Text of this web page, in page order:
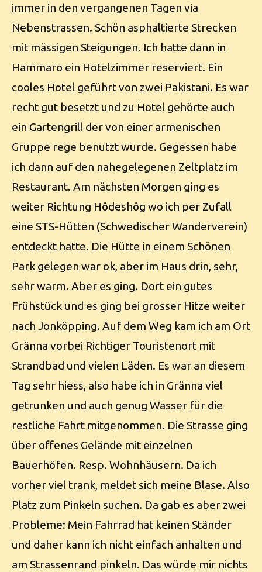
immer in den vergangenen Tagen via
Nebenstrassen. Schön asphaltierte Strecken
mit mässigen Steigungen. Ich hatte dann in
Hammaro ein Hotelzimmer reserviert. Ein
cooles Hotel geführt von zwei Pakistani. Es war
recht gut besetzt und zu Hotel gehörte auch
ein Gartengrill der von einer armenischen
Gruppe rege benutzt wurde. Gegessen habe
ich dann auf den nahegelegenen Zeltplatz im
Restaurant. Am nächsten Morgen ging es
weiter Richtung Hödeshög wo ich per Zufall
eine STS-Hütten (Schwedischer Wanderverein)
entdeckt hatte. Die Hütte in einem Schönen
Park gelegen war ok, aber im Haus drin, sehr,
sehr warm. Aber es ging. Dort ein gutes
Frühstück und es ging bei grosser Hitze weiter
nach Jonköpping. Auf dem Weg kam ich am Ort
Gränna vorbei Richtiger Touristenort mit
Strandbad und vielen Läden. Es war an diesem
Tag sehr hiess, also habe ich in Gränna viel
getrunken und auch genug Wasser für die
restliche Fahrt mitgenommen. Die Strasse ging
über offenes Gelände mit einzelnen
Bauerhöfen. Resp. Wohnhäusern. Da ich
vorher viel trank, meldet sich meine Blase. Also
Platz zum Pinkeln suchen. Da gab es aber zwei
Probleme: Mein Fahrrad hat keinen Ständer
und daher kann ich nicht einfach anhalten und
am Strassenrand pinkeln. Das würde mir nichts